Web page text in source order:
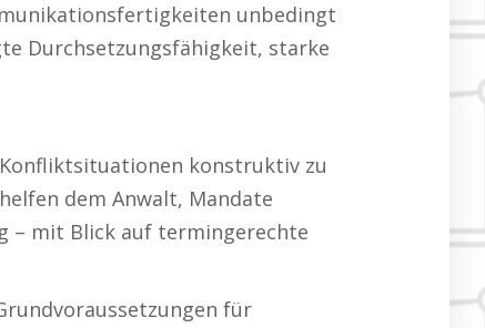
unbedingt
Durchsetzungsfähigkeit, starke
konstruktiv zu
dem Anwalt, Mandate
– mit Blick auf termingerechte
für